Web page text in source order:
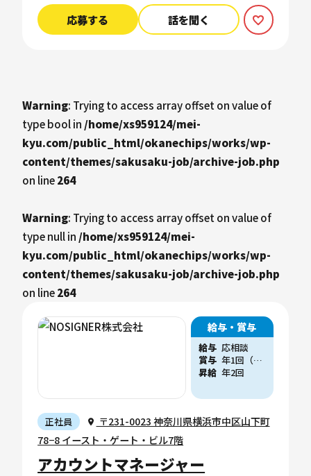
応募する 話を聞く
Warning: Trying to access array offset on value of
type bool in /home/xs959124/mei-
kyu.com/public_html/okanechips/works/wp-
content/themes/sakusaku-job/archive-job.php
on line264
Warning: Trying to access array offset on value of
type null in /home/xs959124/mei-
kyu.com/public_html/okanechips/works/wp-
content/themes/sakusaku-job/archive-job.php
on line264
給与・賞与
給与 応相談
賞与
年1回（他、会社業績に応じた賞与支給実績あり）
昇給 年2回
正社員
〒231-0023 神奈川県横浜市中区山下町
78−8 イースト・ゲート・ビル7階
アカウントマネージャー